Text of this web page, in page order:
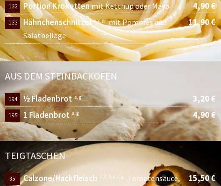
132 Portion Krokettenmit Ketchup oder Mayo 4,90 €
133 Hähnchenschnitzel a, c, g mit Pommes und
Salatbeilage
11,90 €
AUS DEM STEINBACKOFEN
194 ½ Fladenbrot a, g 3,20 €
195 1 Fladenbrot a, g 4,90 €
TEIGTASCHEN
35 Calzone/Hackfleisch 1, 2, 3, a, c, g
Tomatensauce,
15,50 €